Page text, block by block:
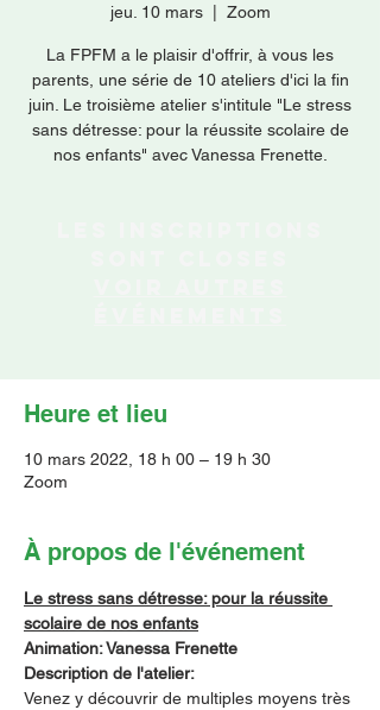
jeu. 10 mars
  |
Zoom
La FPFM a le plaisir d'offrir, à vous les
parents, une série de 10 ateliers d'ici la fin
juin. Le troisième atelier s'intitule "Le stress
sans détresse: pour la réussite scolaire de
nos enfants" avec Vanessa Frenette.
Heure et lieu
10 mars 2022, 18 h 00 – 19 h 30
Zoom
À propos de l'événement
Le stress sans détresse: pour la réussite
scolaire de nos enfants
Animation: Vanessa Frenette
Description de l'atelier:
Venez y découvrir de multiples moyens très